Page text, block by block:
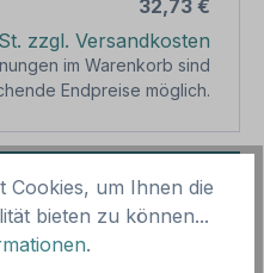
32,73 €
zzgl. Versandkosten
im Warenkorb sind
Endpreise möglich.
In den Warenkorb
Cookies, um Ihnen die
bieten zu können...
.